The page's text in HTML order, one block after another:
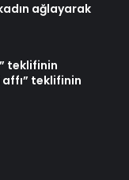
ağlayarak
teklifinin
affı” teklifinin